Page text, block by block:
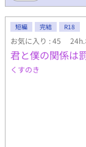
短編 完結 R18
お気に入り : 45 24h.
君と僕の関係は
くすのき